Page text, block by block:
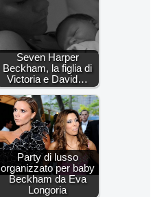
Seven Harper
Beckham, la figlia di
Victoria e David…
Party di lusso
organizzato per baby
Beckham da Eva
Longoria